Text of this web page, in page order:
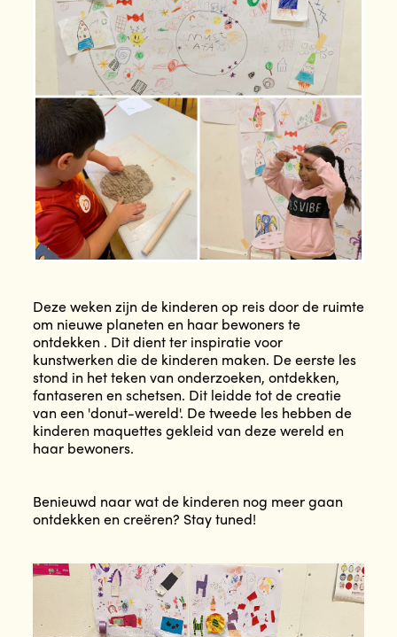
Deze weken zijn de kinderen op reis door de ruimte
om nieuwe planeten en haar bewoners te
ontdekken . Dit dient ter inspiratie voor
kunstwerken die de kinderen maken. De eerste les
stond in het teken van onderzoeken, ontdekken,
fantaseren en schetsen. Dit leidde tot de creatie
van een 'donut-wereld'. De tweede les hebben de
kinderen maquettes gekleid van deze wereld en
haar bewoners.
Benieuwd naar wat de kinderen nog meer gaan
ontdekken en creëren? Stay tuned!